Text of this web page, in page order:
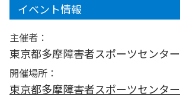
イベント情報
主催者：
東京都多摩障害者スポーツセンター
開催場所：
東京都多摩障害者スポーツセンター